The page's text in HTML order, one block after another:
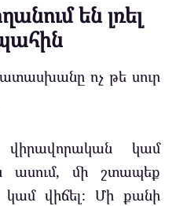
են լռել
ոչ թե սուր
կամ
ասում, մի շտապեք
վիճել։ Մի քանի